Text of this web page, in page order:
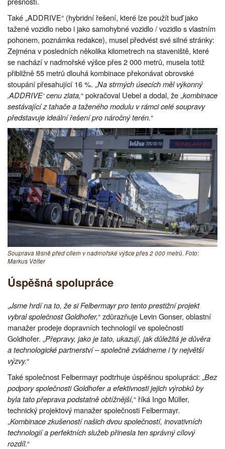
Také „ADDRIVE“ (hybridní řešení, které lze použít buď jako
tažené vozidlo nebo i jako samohybné vozidlo / vozidlo s vlastním
pohonem, poznámka redakce), musel předvést své silné stránky:
Zejména v posledních několika kilometrech na staveniště, které
se nachází v nadmořské výšce přes 2 000 metrů, musela totiž
přibližně 55 metrů dlouhá kombinace překonávat obrovské
stoupání přesahující 16 %. „Na strmých úsecích měl výkonný
‚ADDRIVE‘ cenu zlata,“ pokračoval Uebel a dodal, že „kombinace
sestávající z tahače a taženého modulu v rámci celé soupravy
představuje ideální řešení pro náročný terén.“
Souprava těsně před cílem v nadmořské výšce přes 2 000 metrů. Foto:
Markus Völter
Úspěšná spolupráce
„Jsme hrdí na to, že si Felbermayr pro tento prestižní projekt
vybral společnost Goldhofer,“ zdůrazňuje Levin Gonser, oblastní
manažer prodeje dopravních technologií ve společnosti
Goldhofer. „Přepravy, jako je tato, ukazují, jak důležitá je důvěra
a technologické partnerství – společně zvládneme i ty největší
výzvy.“
Také společnost Felbermayr podtrhuje úspěšnou spolupráci: „Bez
podpory společnosti Goldhofer a efektivnosti jejich výrobků by
byla tato přeprava podstatně obtížnější,“ říká Ingo Müller,
technický projektový manažer společnosti Felbermayr.
„Kombinace zkušeností našich dvou společností, inovativních
technologií a perfektních služeb přinesla ten správný cílový
rozdíl.“